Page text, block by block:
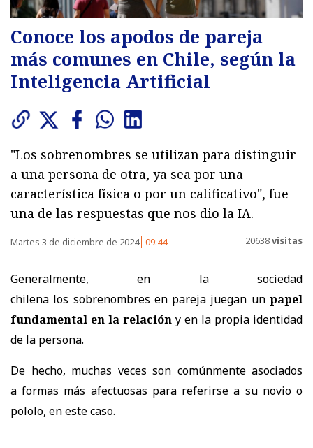
Conoce los apodos de pareja
más comunes en Chile, según la
Inteligencia Artificial
"Los sobrenombres se utilizan para distinguir
a una persona de otra, ya sea por una
característica física o por un calificativo", fue
una de las respuestas que nos dio la IA.
Martes 3 de diciembre de 2024 09:44 20638visitas
Generalmente,en lasociedad
chilena los sobrenombres en pareja juegan unpapel
fundamental en la relación y en la propia identidad
de la persona.
De hecho, muchas veces son comúnmente asociados
aformas más afectuosas para referirse a su novio o
pololo, en este caso.